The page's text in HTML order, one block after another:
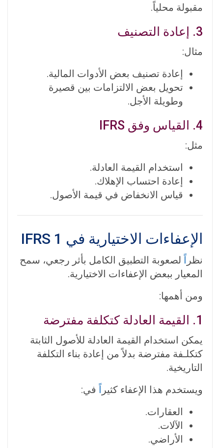
مقبولة محلياً.
3. إعادة التصنيف
مثال:
إعادة تصنيف بعض الأدوات المالية.
تحويل بعض الالتزامات بين قصيرة
وطويلة الأجل.
4. القياس وفق IFRS
مثل:
استخدام القيمة العادلة.
إعادة احتساب الإهلاك.
قياس الانخفاض في قيمة الأصول.
الإعفاءات الاختيارية في IFRS 1
نظر اً لصعوبة التطبيق الكامل بأثر رجعي، سمح
المعيار ببعض الإعفاءات الاختيارية.
ومن أهمها:
1. القيمة العادلة كتكلفة مفترضة
يمكن استخدام القيمة العادلة للأصول الثابتة
كتكلـفة مفترضة بدلمن إعادة بناء التكلفة
التاريخية.
ويستخدم هذا الإعفاء كثير اً في:
العقارات.
الآلات.
الأراضي.